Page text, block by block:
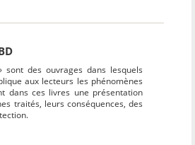
des ouvrages dans lesquels
aux lecteurs les phénomènes
dans ces livres une présentation
traités, leurs conséquences, des